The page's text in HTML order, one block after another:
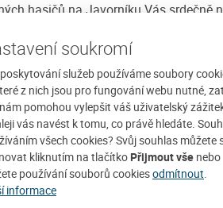
soukromí
služeb používáme soubory
z nich jsou pro fungování webu nutné,
pomohou vylepšit váš uživatelský
vás navést k tomu, co právě hledáte.
všech cookies? Svůj souhlas můžete
kliknutím na tlačítko Přijmout vše nebo
používání souborů cookiesodmítnout.
informace
hasičů na Javorníku Vás srdečně
POSVÍCENÍ, které začíná ve 20h...
víry sestupuje každý rok 5. prosince
na zem, obchází lidské příbytky a...
Klostermanna Vás zve na tradični
Lucie na Javorníku, který se koná...